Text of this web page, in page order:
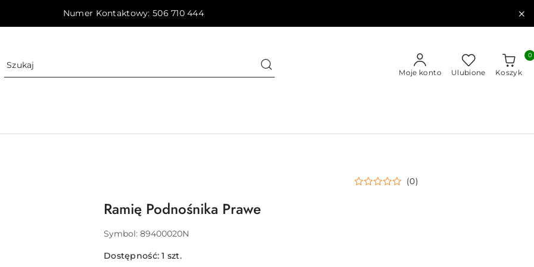
Numer Kontaktowy: 506 710 444
Moje konto Ulubione Koszyk
0
(0)
Ramię Podnośnika Prawe
Symbol: 89400020N
Dostępność:1 szt.